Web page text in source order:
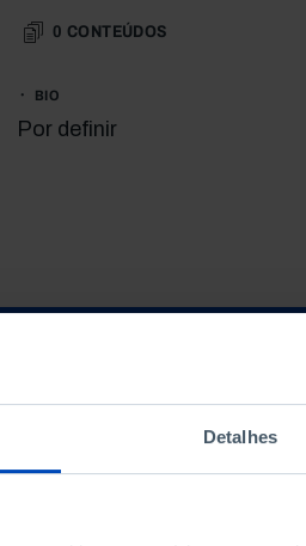
Detalhes
0 CONTEÚDOS
BIO
Por definir